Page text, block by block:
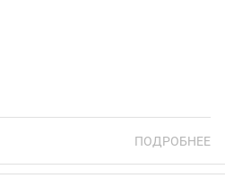
ПОДРОБНЕЕ